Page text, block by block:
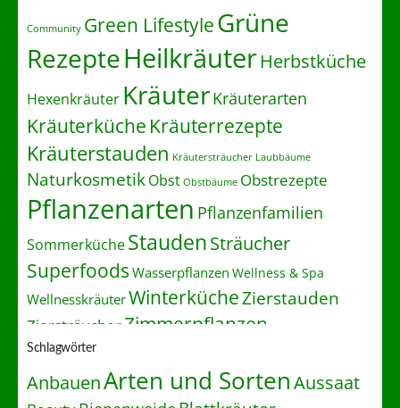
Community Green LifestyleGrüne
RezepteHeilkräuterHerbstküche
Hexenkräuter KräuterKräuterarten
Kräuterküche Kräuterrezepte
Kräuterstauden Kräutersträucher Laubbäume
NaturkosmetikObst Obstbäume Obstrezepte
Pflanzenarten Pflanzenfamilien
SommerkücheStaudenSträucher
Superfoods Wasserpflanzen Wellness & Spa
WellnesskräuterWinterkücheZierstauden
ZiersträucherZimmerpflanzen
Schlagwörter
AnbauenArten und SortenAussaat